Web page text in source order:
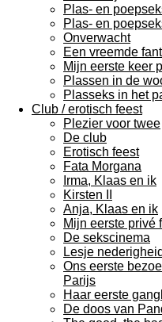
Plas- en
Plas- en
Onverwacht
Een vreemde
Mijn eerste keer
Plassen in de
Plasseks in het
Club / erotisch feest
Plezier voor twee
De club
Erotisch feest
Fata Morgana
Irma, Klaas en ik
Kirsten II
Anja, Klaas en ik
Mijn eerste privé
De sekscinema
Lesje nederigheid
Ons eerste
Parijs
Haar eerste
De doos van